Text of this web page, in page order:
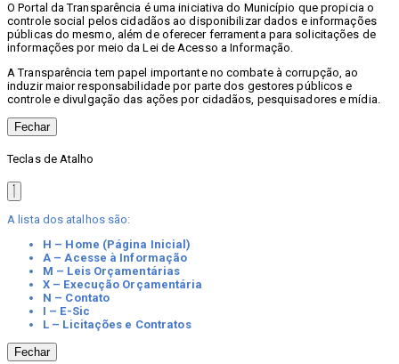
O Portal da Transparência é uma iniciativa do Município que propicia o
controle social pelos cidadãos ao disponibilizar dados e informações
públicas do mesmo, além de oferecer ferramenta para solicitações de
informações por meio da Lei de Acesso a Informação.
A Transparência tem papel importante no combate à corrupção, ao
induzir maior responsabilidade por parte dos gestores públicos e
controle e divulgação das ações por cidadãos, pesquisadores e mídia.
Fechar
Teclas de Atalho
A lista dos atalhos são:
H – Home (Página Inicial)
A – Acesse à Informação
M – Leis Orçamentárias
X – Execução Orçamentária
N – Contato
I – E-Sic
L – Licitações e Contratos
Fechar